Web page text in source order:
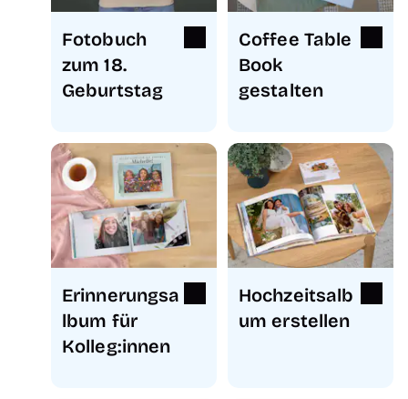
Fotobuch
zum 18.
Geburtstag
Coffee Table
Book
gestalten
Erinnerungsa
lbum für
Kolleg:innen
Hochzeitsalb
um erstellen